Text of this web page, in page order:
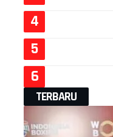
TERBARU